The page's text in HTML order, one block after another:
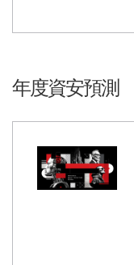
年度資安預測